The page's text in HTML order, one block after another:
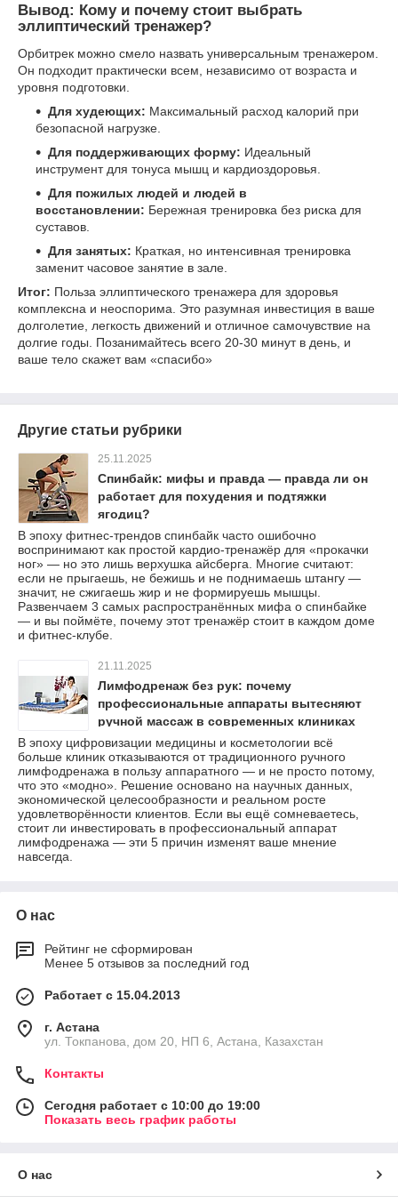
Вывод: Кому и почему стоит выбрать
эллиптический тренажер?
Орбитрек можно смело назвать универсальным тренажером.
Он подходит практически всем, независимо от возраста и
уровня подготовки.
Для худеющих: Максимальный расход калорий при
безопасной нагрузке.
Для поддерживающих форму: Идеальный
инструмент для тонуса мышц и кардиоздоровья.
Для пожилых людей и людей в
восстановлении: Бережная тренировка без риска для
суставов.
Для занятых: Краткая, но интенсивная тренировка
заменит часовое занятие в зале.
Итог: Польза эллиптического тренажера для здоровья
комплексна и неоспорима. Это разумная инвестиция в ваше
долголетие, легкость движений и отличное самочувствие на
долгие годы. Позанимайтесь всего 20-30 минут в день, и
ваше тело скажет вам «спасибо»
Другие статьи рубрики
25.11.2025
Спинбайк: мифы и правда — правда ли он
работает для похудения и подтяжки
ягодиц?
В эпоху фитнес-трендов спинбайк часто ошибочно
воспринимают как простой кардио-тренажёр для «прокачки
ног» — но это лишь верхушка айсберга. Многие считают:
если не прыгаешь, не бежишь и не поднимаешь штангу —
значит, не сжигаешь жир и не формируешь мышцы.
Развенчаем 3 самых распространённых мифа о спинбайке
— и вы поймёте, почему этот тренажёр стоит в каждом доме
и фитнес-клубе.
21.11.2025
Лимфодренаж без рук: почему
профессиональные аппараты вытесняют
ручной массаж в современных клиниках
В эпоху цифровизации медицины и косметологии всё
больше клиник отказываются от традиционного ручного
лимфодренажа в пользу аппаратного — и не просто потому,
что это «модно». Решение основано на научных данных,
экономической целесообразности и реальном росте
удовлетворённости клиентов. Если вы ещё сомневаетесь,
стоит ли инвестировать в профессиональный аппарат
лимфодренажа — эти 5 причин изменят ваше мнение
навсегда.
О нас
Рейтинг не сформирован
Менее 5 отзывов за последний год
Работает с 15.04.2013
г. Астана
ул. Токпанова, дом 20, НП 6, Астана, Казахстан
Контакты
Сегодня работает с 10:00 до 19:00
Показать весь график работы
О нас